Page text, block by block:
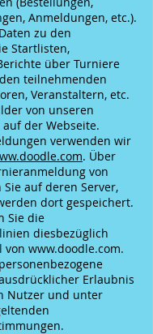
Anmeldungen, etc.).
zu den
Startlisten,
über Turniere
teilnehmenden
Veranstaltern, etc.
von unseren
der Webseite.
verwenden wir
. Über
von
Sie auf deren Server,
dort gespeichert.
Sie die
diesbezüglich
von www.doodle.com.
Erlaubnis
Nutzer und unter